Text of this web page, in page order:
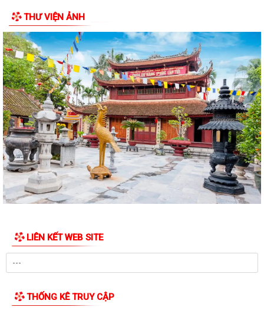
Đảng ủy xã Trường Tân triển khai thực hiện Nghị quyết số 11-NQ/TU về
thúc đẩy tăng trưởng kinh tế
Trường Tân triển khai Chương trình Sức khỏe học đường giai đoạn
2026-2035
THỦ ĐOẠN LỪA ĐẢO GIẢ DANH CÁN BỘ, NHÂN VIÊN CƠ QUAN BẢO
HIỂM XÃ HỘI (BHXH)
Xã Trường Tân tăng cường phân loại chất thải rắn sinh hoạt tại nguồn,
thúc đẩy chuyển đổi xanh
Phát huy sức mạnh toàn xã hội trong kiểm soát mất cân bằng giới tính
khi sinh
Tăng cường quản lý điểm kinh doanh tự phát, bảo đảm an toàn phòng
Tăng cường quản lý thuốc bảo vệ thực vật, bảo đảm an toàn sản xuất
nông nghiệp
các điều kiện cho năm học...
THƯ VIỆN ẢNH
LIÊN KẾT WEB SITE
THỐNG KÊ TRUY CẬP